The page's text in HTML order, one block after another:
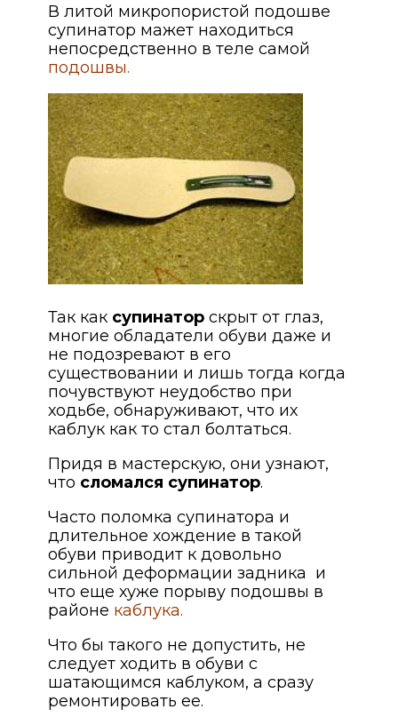
В литой микропористой подошве
супинатор мажет находиться
непосредственно в теле самой
подошвы.
Так как супинатор скрыт от глаз,
многие обладатели обуви даже и
не подозревают в его
существовании и лишь тогда когда
почувствуют неудобство при
ходьбе, обнаруживают, что их
каблук как то стал болтаться.
Придя в мастерскую, они узнают,
что сломался супинатор.
Часто поломка супинатора и
длительное хождение в такой
обуви приводит к довольно
сильной деформации задника и
что еще хуже порыву подошвы в
районе каблука.
Что бы такого не допустить, не
следует ходить в обуви с
шатающимся каблуком, а сразу
ремонтировать ее.